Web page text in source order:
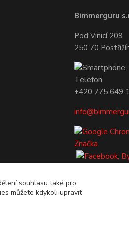
Bimmerguru
Pod Vinicí 209
250 70 Postřižín
+420 775 649
souhlasu také pro
můžete kdykoli upravit